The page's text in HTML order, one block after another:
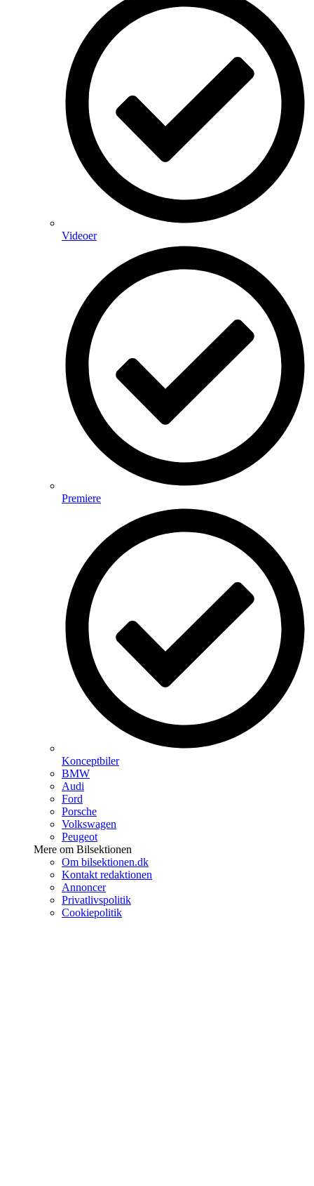
Videoer
Premiere
Konceptbiler
BMW
Audi
Ford
Porsche
Volkswagen
Peugeot
Mere om Bilsektionen
Om bilsektionen.dk
Kontakt redaktionen
Annoncer
Privatlivspolitik
Cookiepolitik